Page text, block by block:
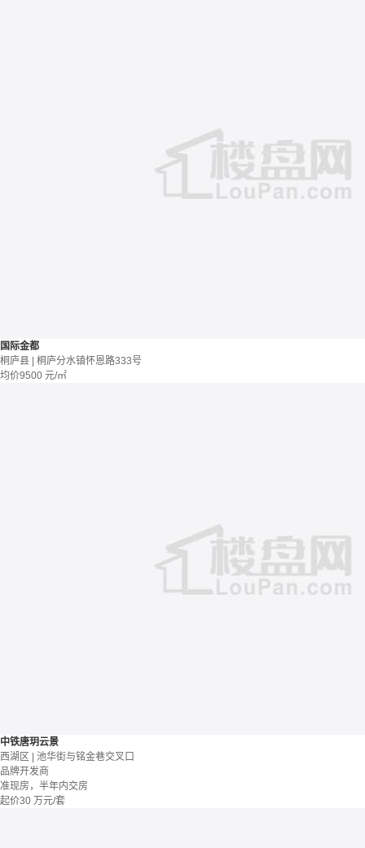
国际金都
桐庐县 | 桐庐分水镇怀恩路333号
均价9500 元/㎡
中铁唐玥云景
西湖区 | 池华街与铭金巷交叉口
品牌开发商
准现房，半年内交房
起价30 万元/套